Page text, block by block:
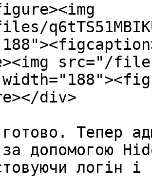
src="/
div>
Тепер
за допомогою
логін і